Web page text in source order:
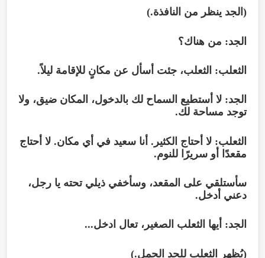
(الجد ينظر من النافذة.)
الجد: من هناك؟
الثعلب: الثعلب، جئت أسأل عن مكانٍ للإقامة ليلاً.
الجد: لا أستطيع السماح لك بالدخول، المكان ضيق، ولا
توجد مساحة لك.
الثعلب: لا أحتاج الكثير. أنا سعيد في أي مكان. لا أحتاج
مقعدًا أو سريرًا للنوم.
سأستلقي على المقعد، وسأخفي ذيلي تحته يا رجل،
دعني أدخل.
الجد: أيها الثعلب الصغير، تعال ادخل...
(يُظهر الثعلب للجد الحمل.)